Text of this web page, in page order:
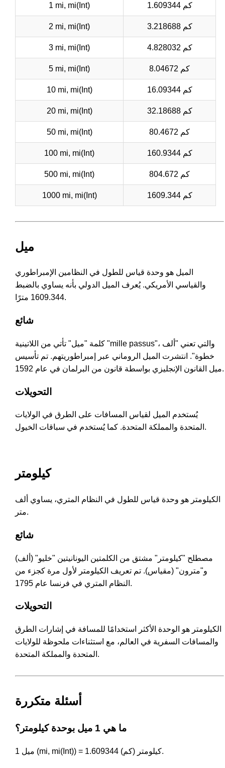
1 mi, mi(Int) 1.609344 كم
2 mi, mi(Int) 3.218688 كم
3 mi, mi(Int) 4.828032 كم
5 mi, mi(Int) 8.04672 كم
10 mi, mi(Int) 16.09344 كم
20 mi, mi(Int) 32.18688 كم
50 mi, mi(Int) 80.4672 كم
100 mi, mi(Int) 160.9344 كم
500 mi, mi(Int) 804.672 كم
1000 mi, mi(Int) 1609.344 كم
ميل
الميل هو وحدة قياس للطول في النظامين الإمبراطوري
والقياسي الأمريكي. يُعرف الميل الدولي بأنه يساوي بالضبط
1609.344 مترًا.
شائع
كلمة "ميل" تأتي من اللاتينية "mille passus"، والتي تعني "ألف
خطوة". انتشرت الميل الروماني عبر إمبراطوريتهم. تم تأسيس
ميل القانون الإنجليزي بواسطة قانون من البرلمان في عام 1592.
التحويلات
يُستخدم الميل لقياس المسافات على الطرق في الولايات
المتحدة والمملكة المتحدة. كما يُستخدم في سباقات الخيول.
كيلومتر
الكيلومتر هو وحدة قياس للطول في النظام المتري، يساوي ألف
متر.
شائع
مصطلح "كيلومتر" مشتق من الكلمتين اليونانيتين "خليو" (ألف)
و"مترون" (مقياس). تم تعريف الكيلومتر لأول مرة كجزء من
النظام المتري في فرنسا عام 1795.
التحويلات
الكيلومتر هو الوحدة الأكثر استخدامًا للمسافة في إشارات الطرق
والمسافات السفرية في العالم، مع استثناءات ملحوظة للولايات
المتحدة والمملكة المتحدة.
أسئلة متكررة
ما هي 1 ميل بوحدة كيلومتر؟
1 ميل (mi, mi(Int)) = 1.609344 كيلومتر (كم).